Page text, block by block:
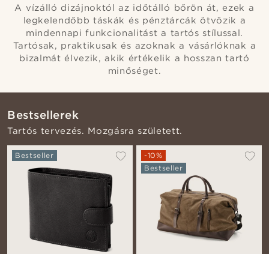
A vízálló dizájnoktól az időtálló bőrön át, ezek a
legkelendőbb táskák és pénztárcák ötvözik a
mindennapi funkcionalitást a tartós stílussal.
Tartósak, praktikusak és azoknak a vásárlóknak a
bizalmát élvezik, akik értékelik a hosszan tartó
minőséget.
Bestsellerek
Tartós tervezés. Mozgásra született.
Bestseller
-10%
Bestseller